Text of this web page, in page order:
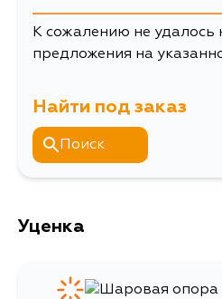
Расширенное описание
Товарная группа
Honda
К сожалению не
предложения на
Найти под заказ
Поиск
Уценка